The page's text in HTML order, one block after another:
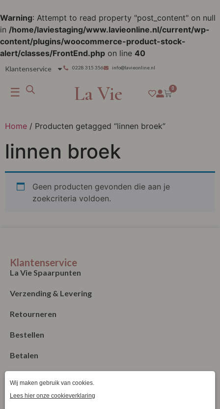
Warning: Attempt to read property "post_content" on null
in /home/laviestaging/www.lavieonline.nl/current/wp-
content/plugins/woocommerce-product-stock-
alert/classes/FrontEnd.php on line 40
Klantenservice 0228 315 356 info@lavieonline.nl
☰ La Vie 0
Home / Producten getagged “linnen broek”
linnen broek
Geen producten gevonden die aan je
zoekcriteria voldoen.
Klantenservice
La Vie Spaarpunten
Verzending & Levering
Retourneren
Bestellen
Betalen
Garantie en klachten